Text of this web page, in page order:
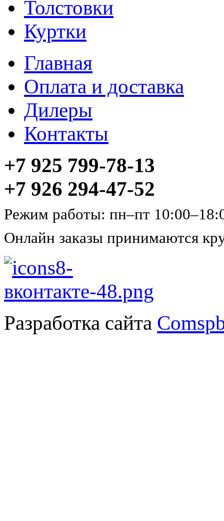
Толстовки
Куртки
Главная
Оплата и доставка
Дилеры
Контакты
+7 925 799-78-13
+7 926 294-47-52
Режим работы: пн–пт
Онлайн заказы принимаются
Разработка сайта